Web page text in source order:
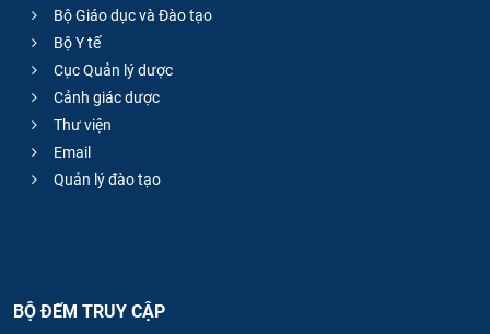
Bộ Giáo dục và Đào tạo
Bộ Y tế
Cục Quản lý dược
Cảnh giác dược
Thư viện
Email
Quản lý đào tạo
BỘ ĐẾM TRUY CẬP